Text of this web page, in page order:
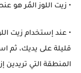
• زيت اللوز المُر هو
• عند إستخدام زيت
قليلة على يديك،
المنطقة التي تريدين